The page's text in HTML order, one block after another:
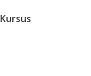
Kursus